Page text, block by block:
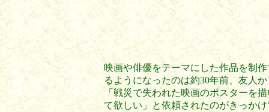
映画や俳優をテーマにした作品を制作
るようになったのは約30年前、友人
「戦災で失われた映画のポスターを
て欲しい」と依頼されたのがきっかけ